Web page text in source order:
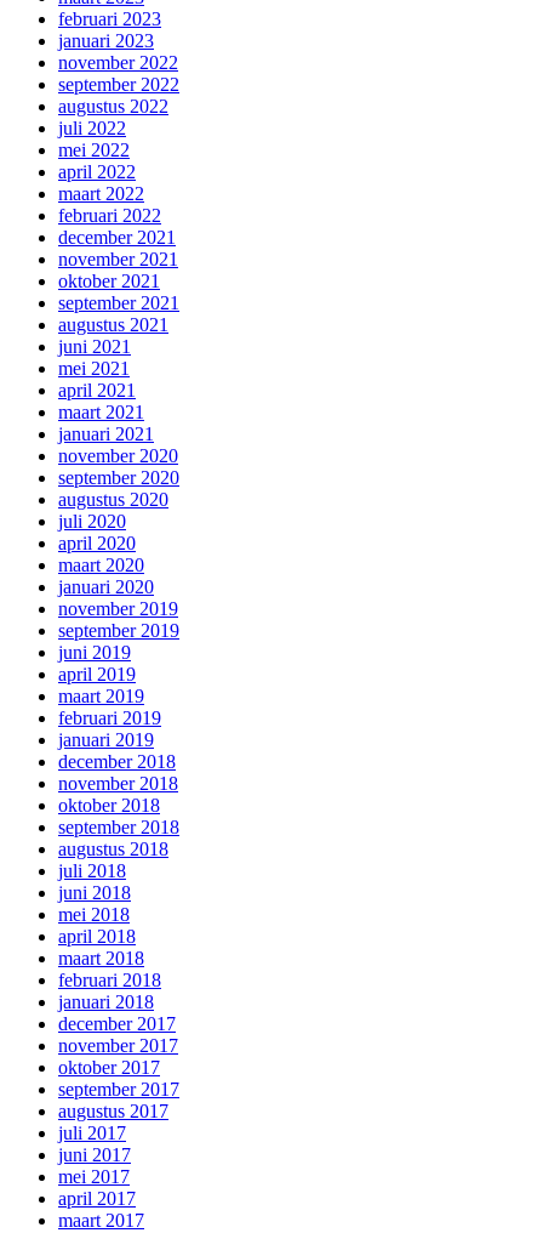
februari 2023
januari 2023
november 2022
september 2022
augustus 2022
juli 2022
mei 2022
april 2022
maart 2022
februari 2022
december 2021
november 2021
oktober 2021
september 2021
augustus 2021
juni 2021
mei 2021
april 2021
maart 2021
januari 2021
november 2020
september 2020
augustus 2020
juli 2020
april 2020
maart 2020
januari 2020
november 2019
september 2019
juni 2019
april 2019
maart 2019
februari 2019
januari 2019
december 2018
november 2018
oktober 2018
september 2018
augustus 2018
juli 2018
juni 2018
mei 2018
april 2018
maart 2018
februari 2018
januari 2018
december 2017
november 2017
oktober 2017
september 2017
augustus 2017
juli 2017
juni 2017
mei 2017
april 2017
maart 2017